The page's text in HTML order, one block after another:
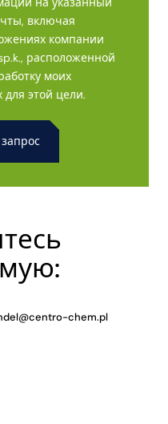
включая
компании
расположенной
моих
этой цели.
chem.pl